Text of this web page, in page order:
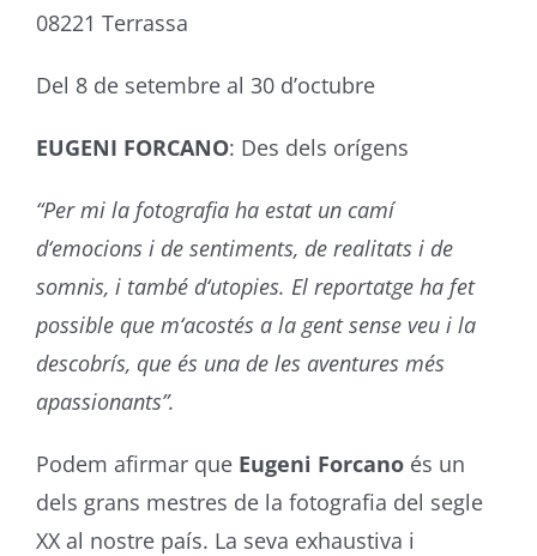
08221 Terrassa
Del 8 de setembre al 30 d’octubre
EUGENI FORCANO: Des dels orígens
“Per mi la fotografia ha estat un camí
d‘emocions i de sentiments, de realitats i de
somnis, i també d‘utopies. El reportatge ha fet
possible que m‘acostés a la gentsense veu i la
descobrís, que és una de les aventures més
apassionants”.
Podem afirmar que Eugeni Forcanoés un
dels grans mestres de la fotografia del segle
XX al nostre país. La seva exhaustiva i